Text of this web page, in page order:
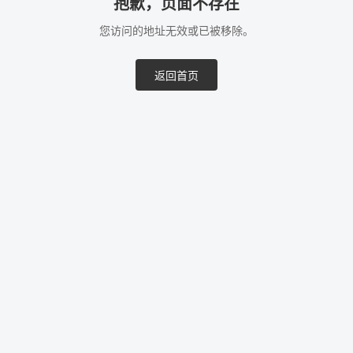
抱歉，页面不存在
您访问的地址无效或已被移除。
返回首页